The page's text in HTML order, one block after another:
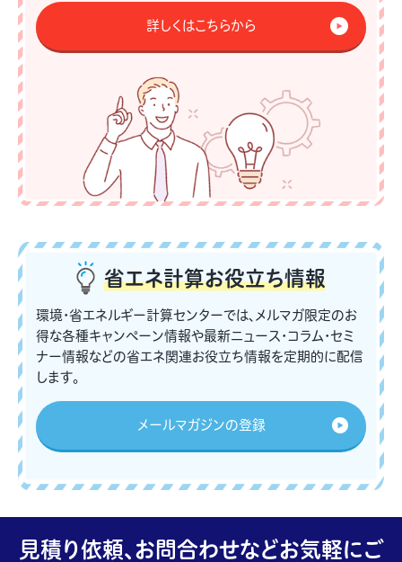
詳しくはこちらから
省エネ計算お役立ち情報
環境・省エネルギー計算センターでは、メルマガ限定のお
得な各種キャンペーン情報や最新ニュース・コラム・セミ
ナー情報などの省エネ関連お役立ち情報を定期的に配信
します。
メールマガジンの登録
見積り依頼、お問合わせなどお気軽にご